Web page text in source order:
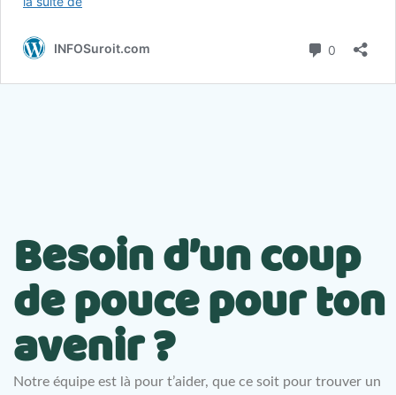
Besoin d’un coup
de pouce pour ton
avenir ?
Notre équipe est là pour t’aider, que ce soit pour trouver un